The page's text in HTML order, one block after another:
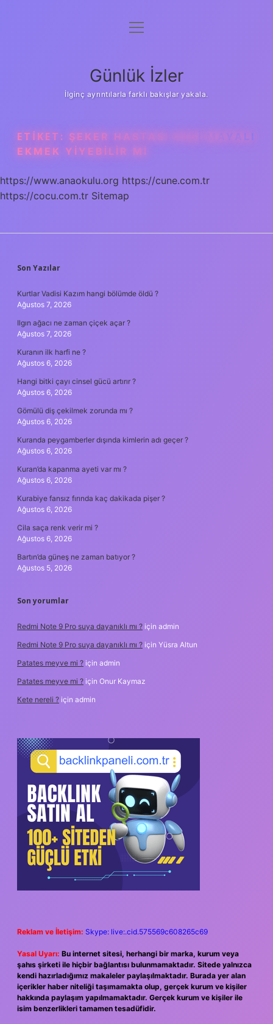
Anasayfa
Yasal Uyarı
menüyü
Günlük İzler
İlginç ayrıntılarla farklı bakışlar yakala.
ETIKET: ŞEKER HASTASI EKŞI MAYALI
EKMEK YIYEBILIR MI
https://www.anaokulu.org https://cune.com.tr
https://cocu.com.tr Sitemap
SIDEBAR
Son Yazılar
Kurtlar Vadisi Kazım hangi bölümde öldü ?
Ağustos 7, 2026
Ilgın ağacı ne zaman çiçek açar ?
Ağustos 7, 2026
Kuranın ilk harfi ne ?
Ağustos 6, 2026
Hangi bitki çayı cinsel gücü artırır ?
Ağustos 6, 2026
Gömülü diş çekilmek zorunda mı ?
Ağustos 6, 2026
Kuranda peygamberler dışında kimlerin adı geçer ?
Ağustos 6, 2026
Kuran’da kapanma ayeti var mı ?
Ağustos 6, 2026
Kurabiye fansız fırında kaç dakikada pişer ?
Ağustos 6, 2026
Cila saça renk verir mi ?
Ağustos 6, 2026
Bartın’da güneş ne zaman batıyor ?
Ağustos 5, 2026
Son yorumlar
Redmi Note 9 Pro suya dayanıklı mı ? için admin
Redmi Note 9 Pro suya dayanıklı mı ? için Yüsra Altun
Patates meyve mi ? için admin
Patates meyve mi ? için Onur Kaymaz
Kete nereli ? için admin
Reklam ve İletişim: Skype: live:.cid.575569c608265c69
Yasal Uyarı: Bu internet sitesi, herhangi bir marka, kurum veya
şahıs şirketi ile hiçbir bağlantısı bulunmamaktadır. Sitede yalnızca
kendi hazırladığımız makaleler paylaşılmaktadır. Burada yer alan
içerikler haber niteliği taşımamakta olup, gerçek kurum ve kişiler
hakkında paylaşım yapılmamaktadır. Gerçek kurum ve kişiler ile
isim benzerlikleri tamamen tesadüfidir.